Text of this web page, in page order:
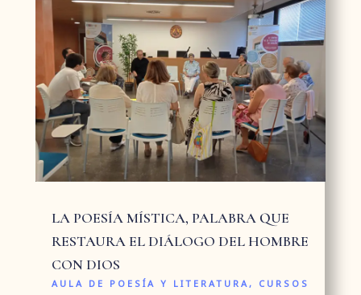
LA POESÍA MÍSTICA, PALABRA QUE
RESTAURA EL DIÁLOGO DEL HOMBRE
CON DIOS
AULA DE POESÍA Y LITERATURA, CURSOS